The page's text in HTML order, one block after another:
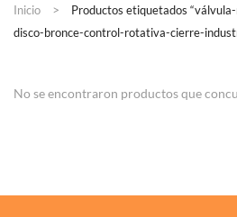
Inicio
Productos etiquetados
disco-bronce-control-rotativa-cierre-
No se encontraron productos que